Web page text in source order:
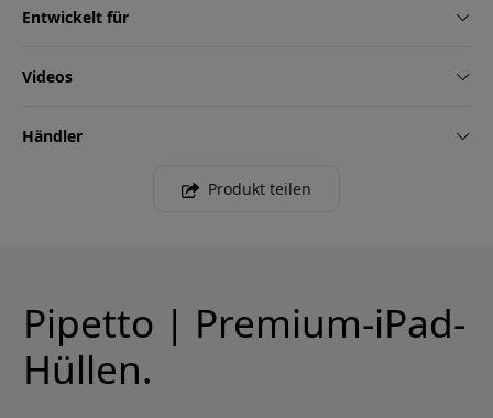
Entwickelt für
Videos
Händler
Produkt teilen
Pipetto | Premium-iPad-
Hüllen.